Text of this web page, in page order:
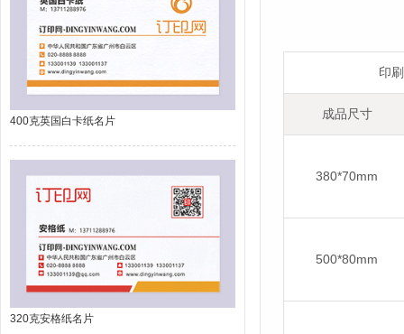
400克英国白卡纸名片
320克安格纸名片
印
成品尺寸
380*70mm
500*80mm